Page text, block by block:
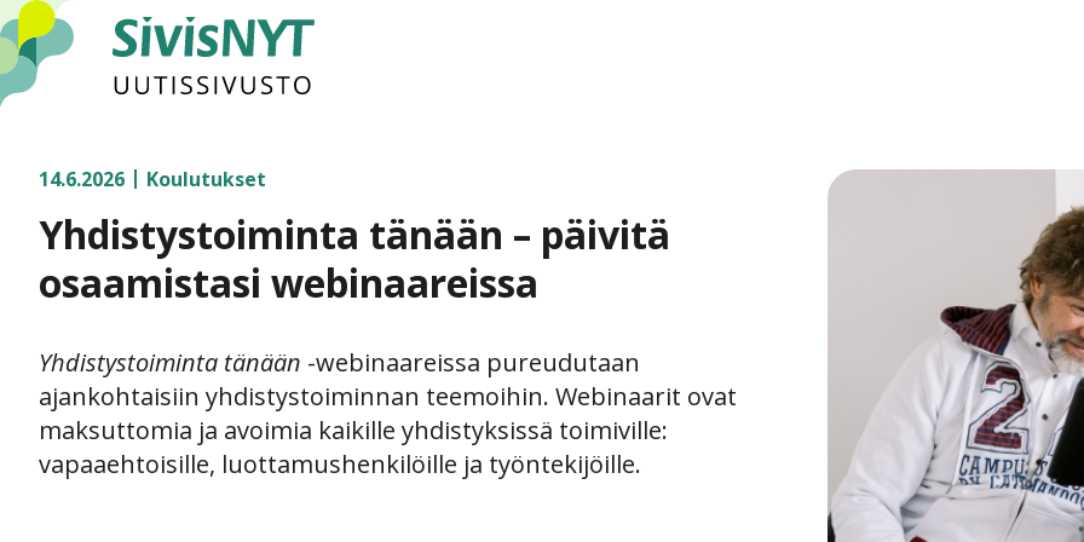
SivisNYT
14.6.2026 Koulutukset
Yhdistystoiminta tänään – päivitä
osaamistasi webinaareissa
Yhdistystoiminta tänään -webinaareissa pureudutaan
ajankohtaisiin yhdistystoiminnan teemoihin. Webinaarit ovat
maksuttomia ja avoimia kaikille yhdistyksissä toimiville:
vapaaehtoisille, luottamushenkilöille ja työntekijöille.